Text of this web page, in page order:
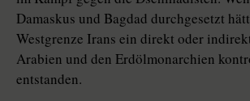
Damaskus und Bagdad durchgesetzt
Westgrenze Irans ein direkt oder
Arabien und den Erdölmonarchien
entstanden.